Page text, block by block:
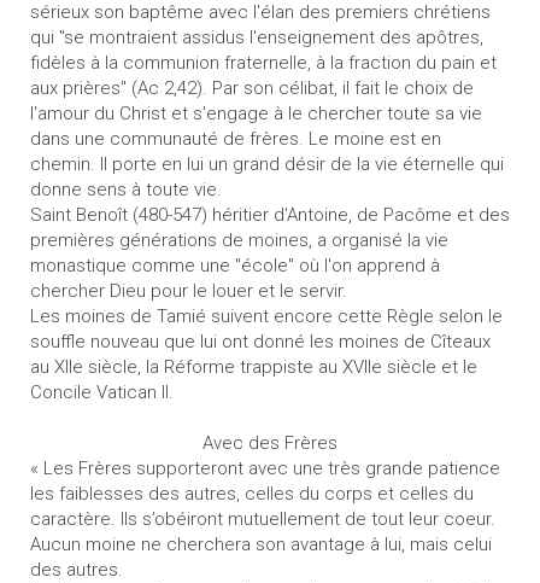
sérieux son baptême avec l'élan des premiers chrétiens
qui "se montraient assidus l'enseignement des apôtres,
fidèles à la communion fraternelle, à la fraction du pain et
aux prières" (Ac 2,42). Par son célibat, il fait le choix de
l'amour du Christ et s'engage à le chercher toute sa vie
dans une communauté de frères. Le moine est en
chemin. Il porte en lui un grand désir de la vie éternelle qui
donne sens à toute vie.
Saint Benoît (480-547) héritier d'Antoine, de Pacôme et des
premières générations de moines, a organisé la vie
monastique comme une "école" où l'on apprend à
chercher Dieu pour le louer et le servir.
Les moines de Tamié suivent encore cette Règle selon le
souffle nouveau que lui ont donné les moines de Cîteaux
au XIIe siècle, la Réforme trappiste au XVIIe siècle et le
Concile Vatican II.
Avec des Frères
« Les Frères supporteront avec une très grande patience
les faiblesses des autres, celles du corps et celles du
caractère. Ils s’obéiront mutuellement de tout leur coeur.
Aucun moine ne cherchera son avantage à lui, mais celui
des autres.